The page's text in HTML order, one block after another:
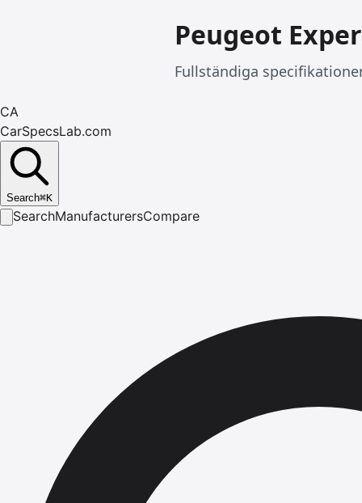
Peugeot
Fullständiga
CA
CarSpecsLab.com
Search⌘K
SearchManufacturersCompare